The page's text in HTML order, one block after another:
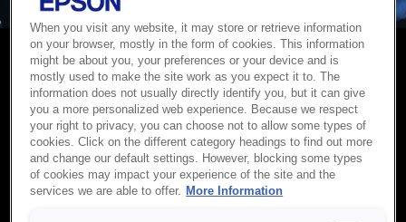
יצירת קשר
יש לכם שאלה או שאתם זקוקים לתמיכה במוצר? התקשרו לצוות
שירות הלקוחות שלנו בטלפון +97233761335 או פנו
לשותף
מורשה לקבלת עזרה מקצועית.
When you visit any website, it may store or retrieve information
on your browser, mostly in the form of cookies. This information
might be about you, your preferences or your device and is
mostly used to make the site work as you expect it to. The
information does not usually directly identify you, but it can give
you a more personalized web experience. Because we respect
your right to privacy, you can choose not to allow some types of
cookies. Click on the different category headings to find out more
and change our default settings. However, blocking some types
of cookies may impact your experience of the site and the
services we are able to offer.
More Information